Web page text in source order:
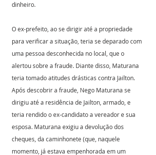
dinheiro.
O ex-prefeito, ao se dirigir até a propriedade
para verificar a situação, teria se deparado com
uma pessoa desconhecida no local, que o
alertou sobre a fraude. Diante disso, Maturana
teria tomado atitudes drásticas contra Jailton.
Após descobrir a fraude, Nego Maturana se
dirigiu até a residência de Jailton, armado, e
teria rendido o ex-candidato a vereador e sua
esposa. Maturana exigiu a devolução dos
cheques, da caminhonete (que, naquele
momento, já estava empenhorada em um